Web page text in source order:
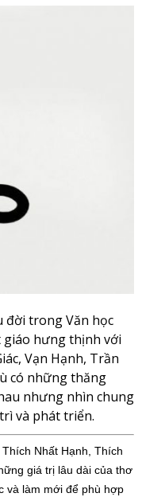
đời trong Văn học
giáo hưng thịnh với
Vạn Hạnh, Trần
có những thăng
nhưng nhìn chung
và phát triển.
Nhất Hạnh, Thích
giá trị lâu dài của thơ
và làm mới để phù hợp